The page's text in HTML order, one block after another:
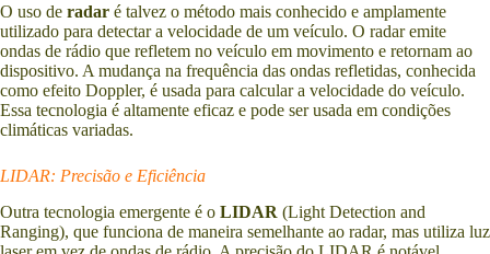
O uso de radar é talvez o método mais conhecido e amplamente
utilizado para detectar a velocidade de um veículo. O radar emite
ondas de rádio que refletem no veículo em movimento e retornam ao
dispositivo. A mudança na frequência das ondas refletidas, conhecida
como efeito Doppler, é usada para calcular a velocidade do veículo.
Essa tecnologia é altamente eficaz e pode ser usada em condições
climáticas variadas.
LIDAR: Precisão e Eficiência
Outra tecnologia emergente é o LIDAR (Light Detection and
Ranging), que funciona de maneira semelhante ao radar, mas utiliza luz